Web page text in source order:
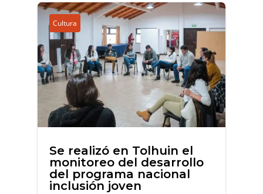
Cultura
Se realizó en Tolhuin el
monitoreo del desarrollo
del programa nacional
inclusión joven